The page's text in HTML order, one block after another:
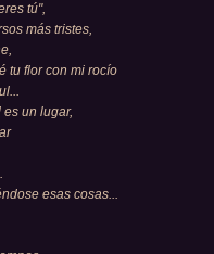
tú",
más tristes,
tu flor con mi rocío
un lugar,
esas cosas...